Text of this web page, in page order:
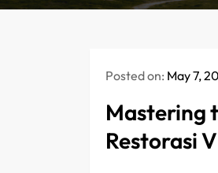
Posted on: May 7,
Mastering
Restorasi